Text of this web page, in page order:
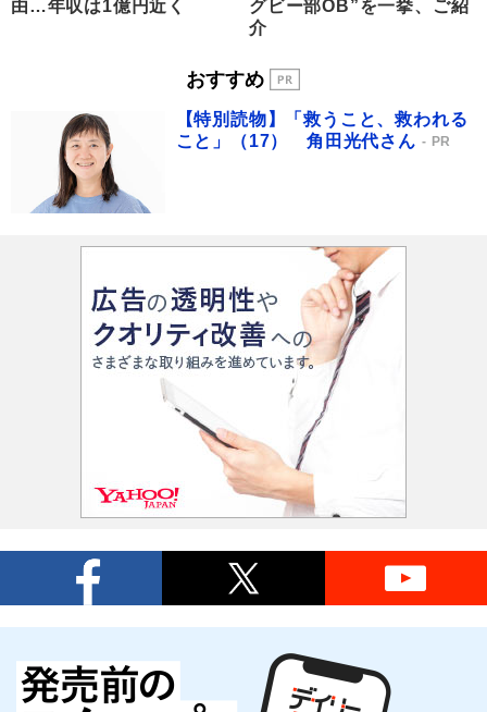
由…年収は1億円近く
グビー部OB”を一挙、ご紹
介
おすすめ
【特別読物】「救うこと、救われる
こと」（17） 角田光代さん
PR